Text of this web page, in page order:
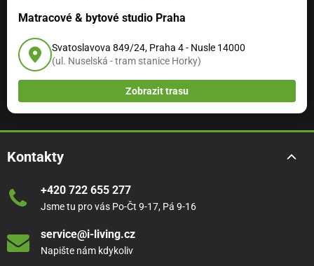
Potah ze 100% certifikované bio bavlny - potah
bez chemie a bez syntetických vláken, který je
snímatelný a pratelný na 30°C.
Pro vyšší komfort je paměťová pěna
Geomemory prošitá v potahu(2 cm), poležení
požadavky zdravotních matrací a má
zdravotní certifikaci v rámci EU
Matracové & bytové studio Praha
Svatoslavova 849/24, Praha 4 - Nusle 14000
(ul. Nuselská - tram stanice Horky)
Zobrazit trasu
Kontakty
+420 722 655 277
Jsme tu pro vás Po-Čt 9-17, Pá 9-16
service@i-living.cz
Napište nám kdykoliv